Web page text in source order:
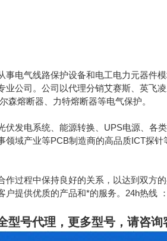
事电气线路保护设备和电工电力元器件
业公司。公司以代理分销艾赛斯、英飞
森熔断器、力特熔断器等电气保护。
伏发电系统、能源转换、UPS电源、各
领域产业等PCB制造商的高品质ICT探
作过程中保持良好的关系，以达到双方
提供优质的产品和*的服务。24h热线
型号代理 ，更多型号，请咨询